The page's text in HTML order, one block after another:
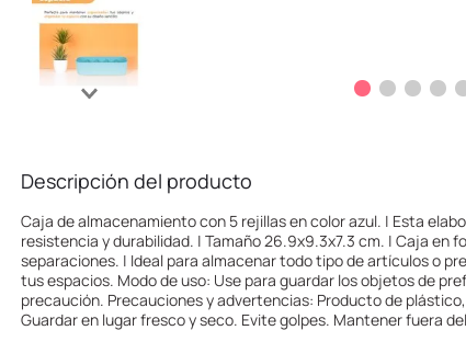
Descripción del producto
Caja de almacenamiento con 5 rejillas en color azul. | Esta
resistencia y durabilidad. | Tamaño 26.9x9.3x7.3 cm. | Caja en
separaciones. | Ideal para almacenar todo tipo de artículos o
tus espacios. Modo de uso: Use para guardar los objetos de
precaución. Precauciones y advertencias: Producto de
Guardar en lugar fresco y seco. Evite golpes. Mantener fuera